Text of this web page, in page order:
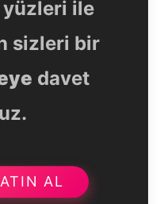
yüzleri ile
sizleri bir
davet
AL